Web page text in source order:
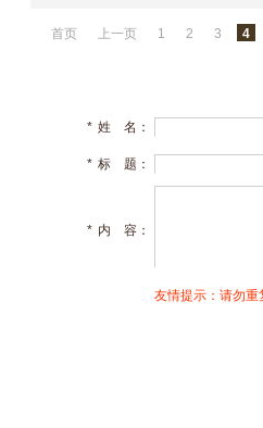
首页 上一页 1 2 3 4
* 姓 名：
* 标 题：
* 内 容：
友情提示：请勿